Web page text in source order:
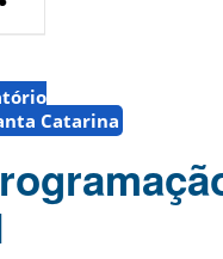
Catarina